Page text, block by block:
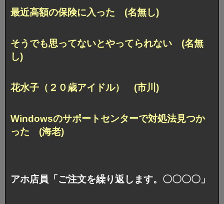
最近高額の保険に入った (名無し)
そうでも思ってないとやってられない (名無
し)
花水子（２０歳アイドル） (市川)
Windowsのサポートセンターで対処法見つか
った (海老)
アホ店員「ご注文を繰り返します。〇〇〇〇」